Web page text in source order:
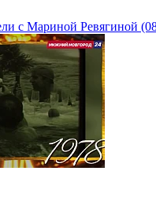
с Мариной Ревягиной